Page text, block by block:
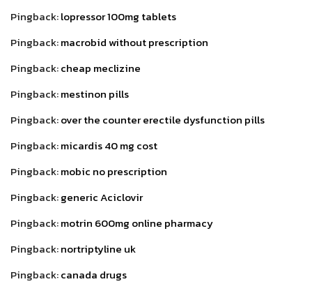
Pingback:lopressor 100mg tablets
Pingback:macrobid without prescription
Pingback:cheap meclizine
Pingback:mestinon pills
Pingback:over the counter erectile dysfunction pills
Pingback:micardis 40 mg cost
Pingback:mobic no prescription
Pingback:generic Aciclovir
Pingback:motrin 600mg online pharmacy
Pingback:nortriptyline uk
Pingback:canada drugs